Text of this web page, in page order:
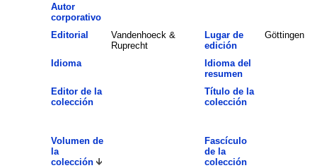
Autor
corporativo
Editorial
Vandenhoeck &
Ruprecht
Lugar de
edición
Göttingen
Idioma
Idioma del
resumen
Editor de la
colección
Título de la
colección
Volumen de
la
colección
Fascículo
de la
colección